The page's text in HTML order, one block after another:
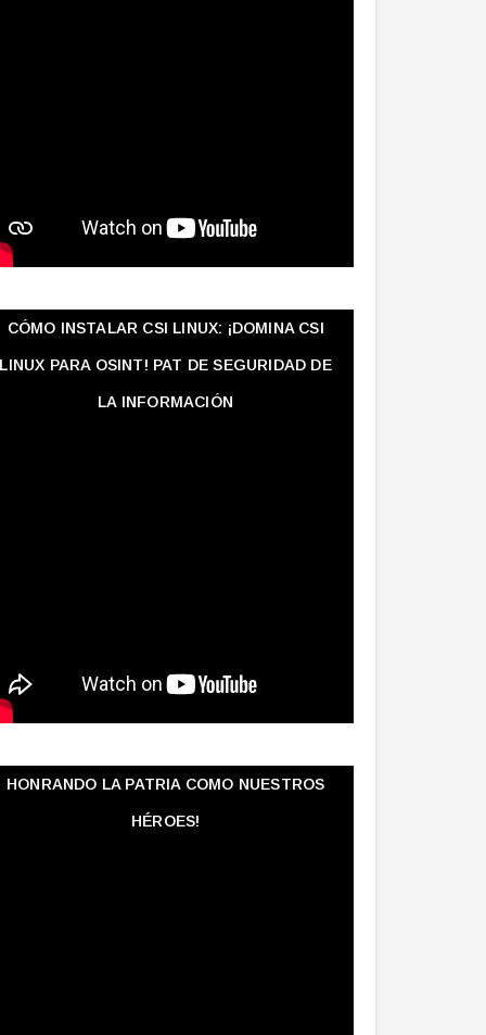
CÓMO INSTALAR CSI LINUX: ¡DOMINA CSI
LINUX PARA OSINT! PAT DE SEGURIDAD DE
LA INFORMACIÓN
HONRANDO LA PATRIA COMO NUESTROS
HÉROES!